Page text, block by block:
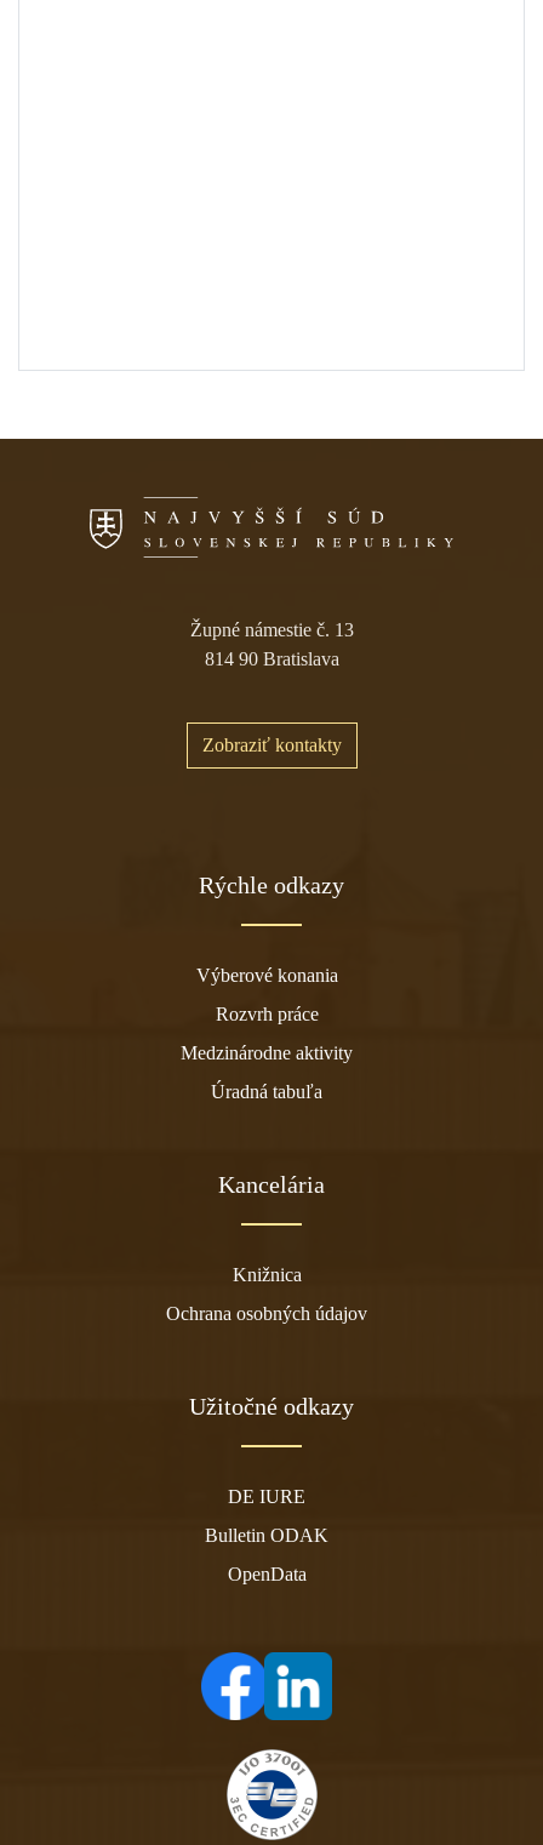
Župné námestie č. 13
814 90 Bratislava
Zobraziť kontakty
Rýchle odkazy
Výberové konania
Rozvrh práce
Medzinárodne aktivity
Úradná tabuľa
Kancelária
Knižnica
Ochrana osobných údajov
Užitočné odkazy
DE IURE
Bulletin ODAK
OpenData
(otvára sa v novom tabe)
(otvára sa v novom tabe)